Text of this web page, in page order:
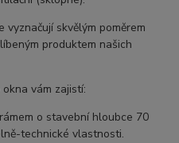
vyznačují skvělým poměrem
produktem našich
vám zajistí:
o stavební hloubce 70
technické vlastnosti.